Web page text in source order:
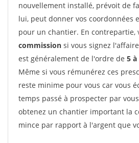
nouvellement installé, prévoit de
lui, peut donner vos coordonnées
pour un chantier. En contrepartie,
commission si vous signez
est généralement de l'ordre de 5 à
Même si vous rémunérez ces
reste minime pour vous car vous
temps passé à prospecter par
obtenez un chantier important la
mince par rapport à l'argent que